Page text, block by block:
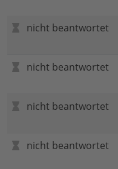
nicht beantwortet
nicht beantwortet
nicht beantwortet
nicht beantwortet